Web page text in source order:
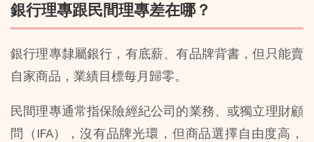
銀行理專跟民間理專差在哪？
銀行理專隸屬銀行，有底薪、有品牌背書，但只能賣
自家商品，業績目標每月歸零。
民間理專通常指保險經紀公司的業務、或獨立理財顧
問（IFA），沒有品牌光環，但商品選擇自由度高，